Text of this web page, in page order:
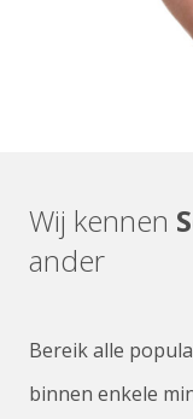
Wij kennen
ander
Bereik alle
binnen enkele